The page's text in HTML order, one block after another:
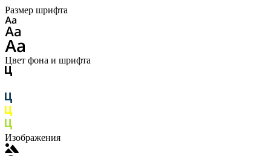
Размер шрифта
Цвет фона и шрифта
Изображения